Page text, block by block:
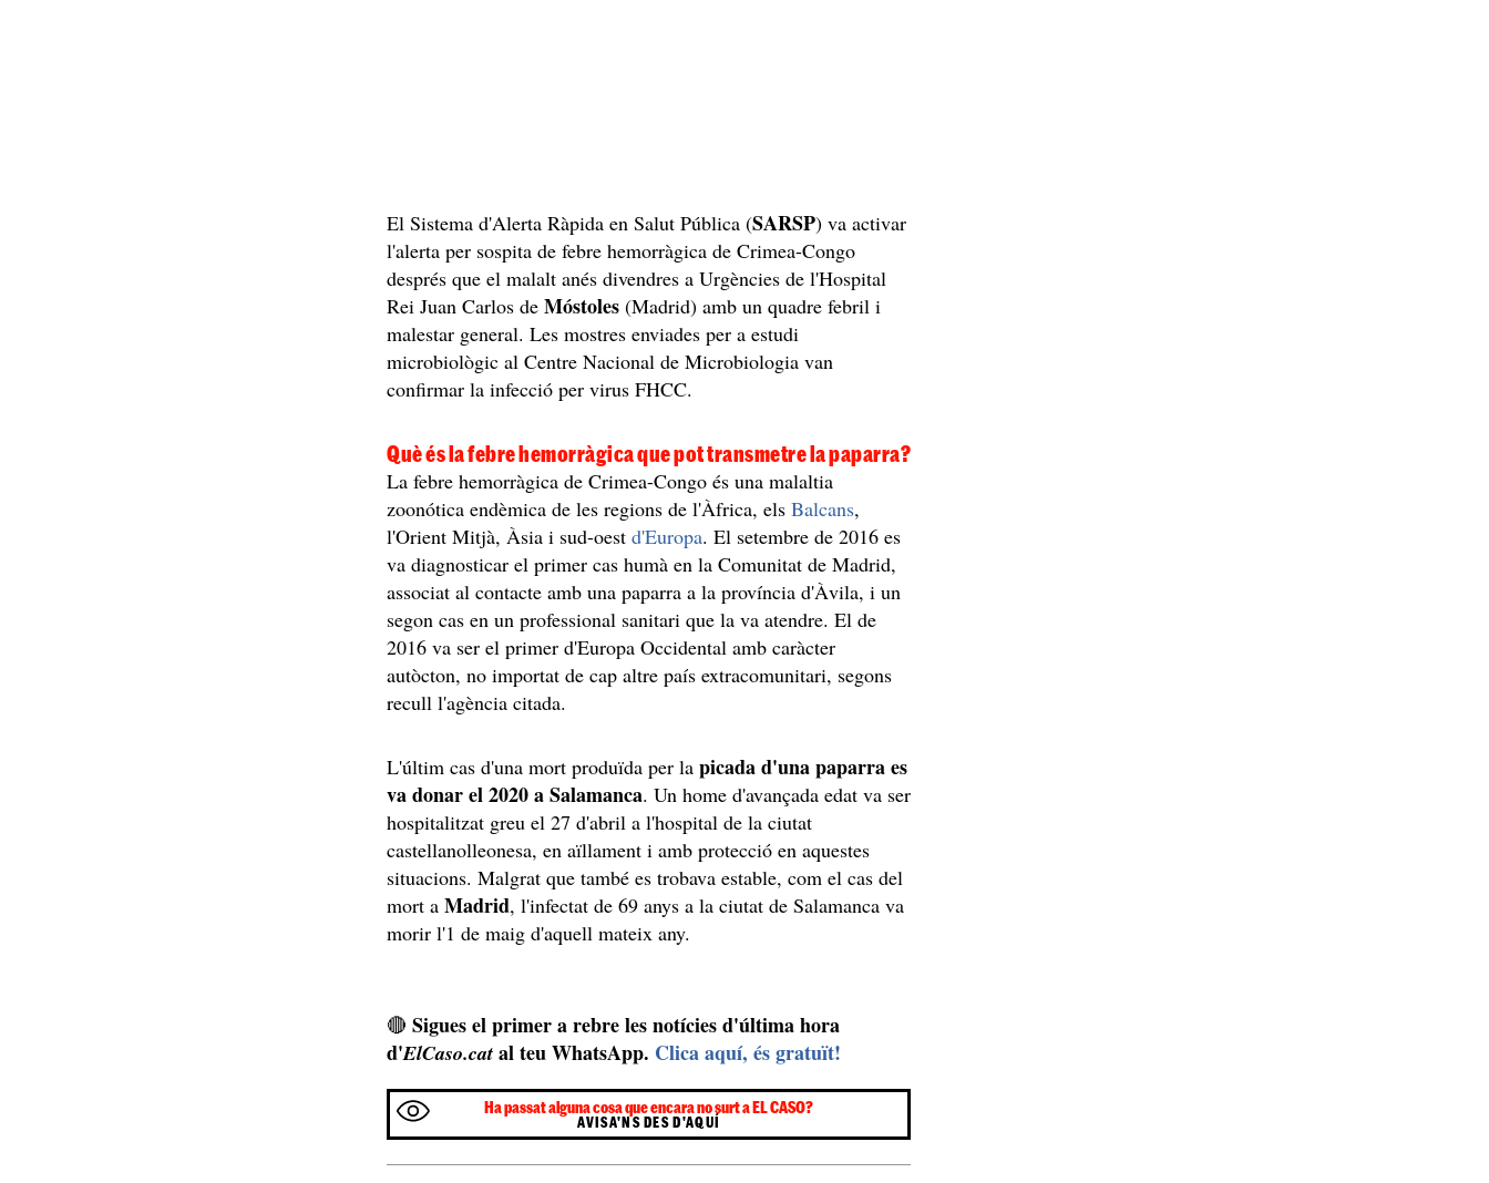
El Sistema d'Alerta Ràpida en Salut Pública (SARSP) va activar
l'alerta per sospita de febre hemorràgica de Crimea-Congo
després que el malalt anés divendres a Urgències de l'Hospital
Rei Juan Carlos deMóstoles (Madrid) amb un quadre febril i
malestar general. Les mostres enviades per a estudi
microbiològic al Centre Nacional de Microbiologia van
confirmar la infecció per virus FHCC.
Què és la febre hemorràgica que pot transmetre la paparra?
La febre hemorràgica de Crimea-Congo és una malaltia
zoonótica endèmica de les regions de l'Àfrica, elsBalcans,
l'Orient Mitjà, Àsia i sud-oestd'Europa. El setembre de 2016 es
va diagnosticar el primer cas humà en la Comunitat de Madrid,
associat al contacte amb una paparra a la província d'Àvila, i un
segon cas en un professional sanitari que la va atendre. El de
2016 va ser el primer d'Europa Occidental amb caràcter
autòcton, no importat de cap altre país extracomunitari, segons
recull l'agència citada.
L'últim cas d'una mort produïda per lapicada d'una paparra es
va donar el 2020 a Salamanca. Un home d'avançada edat va ser
hospitalitzat greu el 27 d'abril a l'hospital de la ciutat
castellanolleonesa, en aïllament i amb protecció en aquestes
situacions. Malgrat que també es trobava estable, com el cas del
mort aMadrid, l'infectat de 69 anys a la ciutat de Salamanca va
morir l'1 de maig d'aquell mateix any.
🔴Sigues el primer a rebre les notícies d'última hora
d'ElCaso.cat al teu WhatsApp. Clica aquí, és gratuït!
Ha passat alguna cosa que encara no surt a EL CASO?
AVISA'NS DES D'AQUÍ